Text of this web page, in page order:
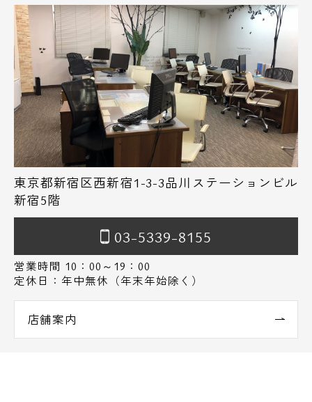
東京都新宿区西新宿1-3-3品川ステーションビル
新宿5階
03-5339-8155
営業時間 10：00～19：00
定休日：年中無休（年末年始除く）
店舗案内